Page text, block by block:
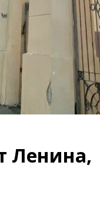
Ленина,